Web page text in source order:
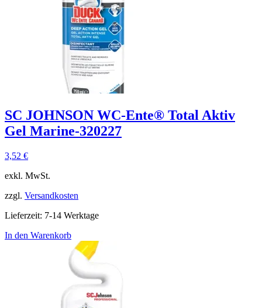
SC JOHNSON WC-Ente® Total Aktiv
Gel Marine-320227
3,52 €
exkl. MwSt.
zzgl. Versandkosten
Lieferzeit: 7-14 Werktage
In den Warenkorb